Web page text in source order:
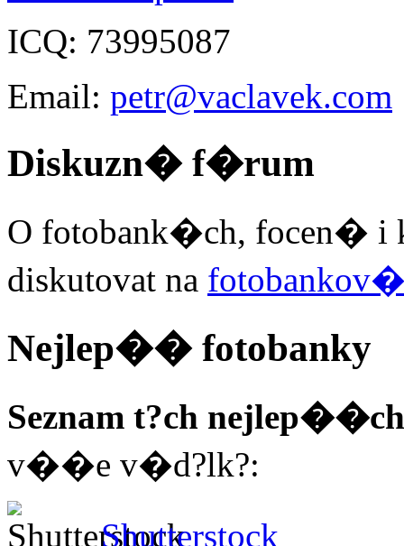
ICQ: 73995087
Email: petr@vaclavek.com
Diskuzn� f�rum
O fotobank�ch, focen� i
diskutovat na
Nejlep�� fotobanky
Seznam t?ch
v��e v�d?lk?:
Shutterstock